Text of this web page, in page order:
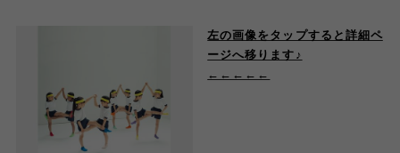
左の画像をタップすると詳細ペ
ージへ移ります♪
←←←←←